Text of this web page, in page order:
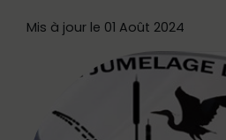
Mis à jour le 01 Août 2024